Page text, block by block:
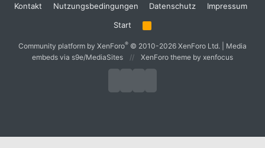
Kontakt Nutzungsbedingungen Datenschutz
Impressum
Start
R
S
Community platform by XenForo® © 2010-2026 XenForo Ltd.
Media
embeds via s9e/MediaSites
XenForo theme by xenfocus